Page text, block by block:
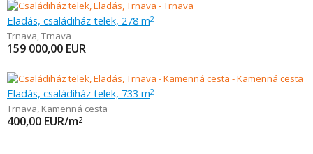
Eladás, családiház telek, 278 m2
Trnava,Trnava
159 000,00 EUR
Eladás, családiház telek, 733 m2
Trnava, Kamenná cesta
400,00 EUR/m2